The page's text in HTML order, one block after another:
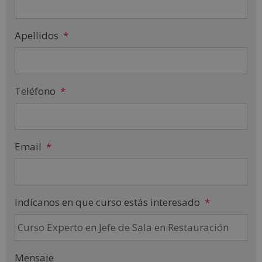
Apellidos *
Teléfono *
Email *
Indícanos en que curso estás interesado *
Mensaje